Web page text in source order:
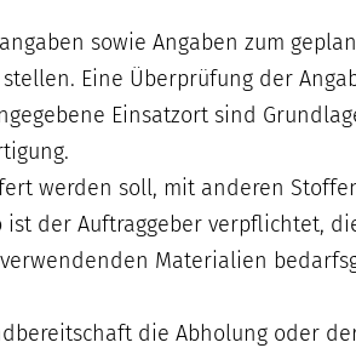
sowie Angaben zum
Eine Überprüfung der
Einsatzort sind
werden soll, mit anderen
der Auftraggeber verpflichtet,
Materialien
die Abholung oder